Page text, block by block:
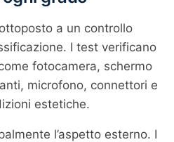
a un controllo
I test verificano
fotocamera, schermo
microfono, connettori e
estetiche.
l’aspetto esterno. I